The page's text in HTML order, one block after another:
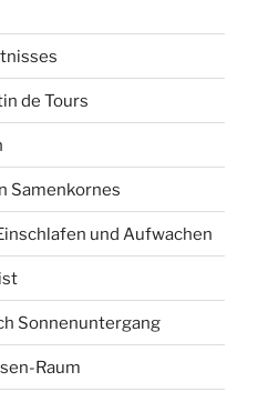
de Tours
Samenkornes
und Aufwachen
Sonnenuntergang
Raum